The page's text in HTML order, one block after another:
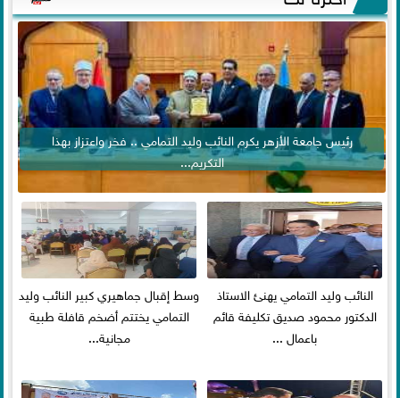
رئيس جامعة الأزهر يكرم النائب وليد التمامي .. فخر واعتزاز بهذا
التكريم...
النائب وليد التمامي يهنئ الاستاذ
الدكتور محمود صديق تكليفة قائم
باعمال ...
وسط إقبال جماهيري كبير النائب وليد
التمامي يختتم أضخم قافلة طبية
مجانية...